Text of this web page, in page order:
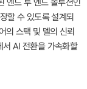
엔드 투 엔드 솔루션인
할 수 있도록 설계되
의 스택 및 델의 신뢰
서 AI 전환을 가속화할